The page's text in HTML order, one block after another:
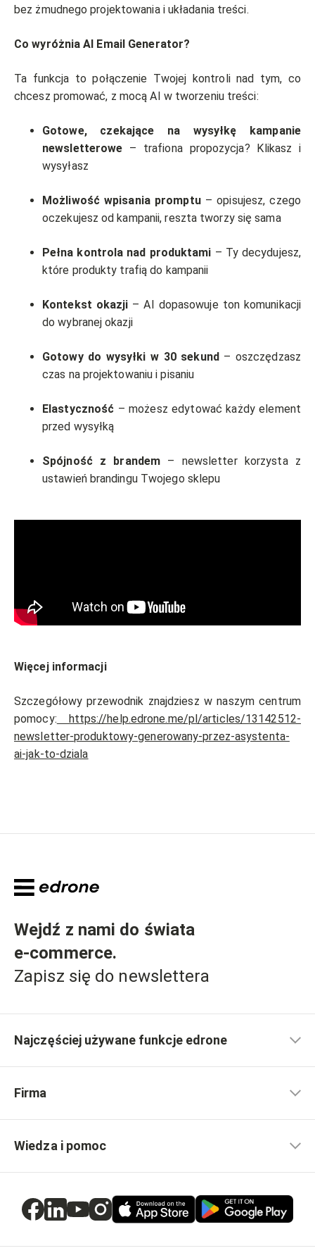
bez żmudnego projektowania i układania treści.
Co wyróżnia AI Email Generator?
Ta funkcja to połączenie Twojej kontroli nad tym, co
chcesz promować, z mocą AI w tworzeniu treści:
Gotowe, czekające na wysyłkę kampanie
newsletterowe – trafiona propozycja? Klikasz i
wysyłasz
Możliwość wpisania promptu– opisujesz, czego
oczekujesz od kampanii, reszta tworzy się sama
Pełna kontrola nad produktami – Ty decydujesz,
które produkty trafią do kampanii
Kontekst okazji – AI dopasowuje ton komunikacji
do wybranej okazji
Gotowy do wysyłki w 30 sekund– oszczędzasz
czas na projektowaniu i pisaniu
Elastyczność – możesz edytować każdy element
przed wysyłką
Spójność z brandem – newsletter korzysta z
ustawień brandingu Twojego sklepu
Więcej informacji
Szczegółowy przewodnik znajdziesz w naszym centrum
pomocy: https://help.edrone.me/pl/articles/13142512-
newsletter-produktowy-generowany-przez-asystenta-
ai-jak-to-dziala
Wejdź z nami do świata
e-commerce.
Zapisz się do newslettera
Najczęściej używane funkcje edrone
Firma
Wiedza i pomoc